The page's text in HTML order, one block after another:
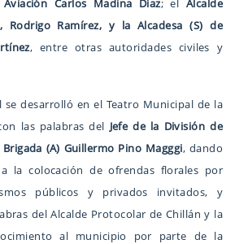
Carlos Madina Díaz; el Alcalde
Rodrigo Ramírez, y la Alcadesa (S) de
, entre otras autoridades civiles y
se desarrolló en el Teatro Municipal de la
las palabras del Jefe de la División de
(A) Guillermo Pino Magggi, dando
la colocación de ofrendas florales por
públicos y privados invitados, y
del Alcalde Protocolar de Chillán y la
al municipio por parte de la